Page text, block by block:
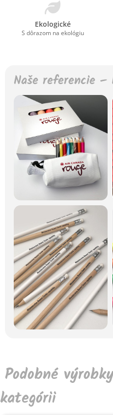
Ekologické
S dôrazom na ekológiu
Naše referencie
Podobné
kategórii